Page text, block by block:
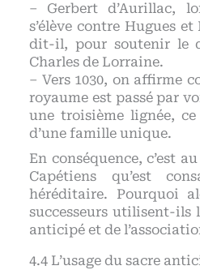
– Gerbert d’Aurillac,
s’élève contre Hugues
dit-il, pour soutenir le
Charles de Lorraine.
– Vers 1030, on affirme
royaume est passé par
une troisième lignée,
d’une famille unique.
En conséquence, c’est
Capétiens qu’est
héréditaire. Pourquoi
successeurs utilisent-ils
anticipé et de
L’usage du sacre